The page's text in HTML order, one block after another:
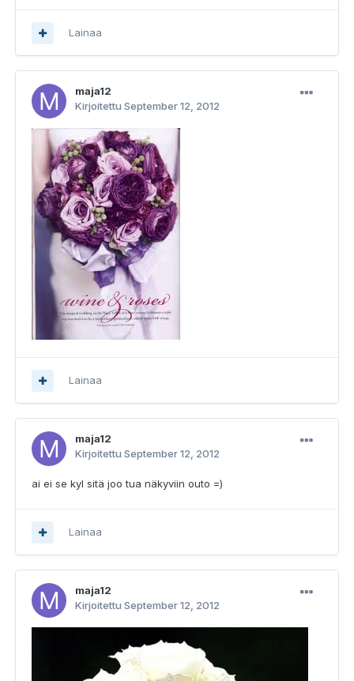
Lainaa
maja12
Kirjoitettu September 12, 2012
Lainaa
maja12
Kirjoitettu September 12, 2012
ai ei se kyl sitä joo tua näkyviin outo =)
Lainaa
maja12
Kirjoitettu September 12, 2012